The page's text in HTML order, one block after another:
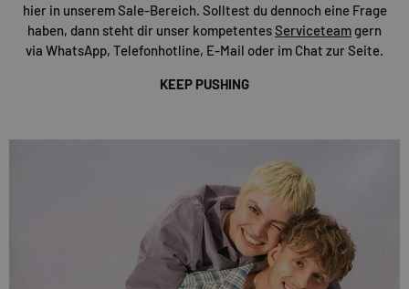
hier in unserem Sale-Bereich. Solltest du dennoch eine Frage
haben, dann steht dir unser kompetentesServiceteamgern
via WhatsApp, Telefonhotline, E-Mail oder im Chat zur Seite.
KEEP PUSHING